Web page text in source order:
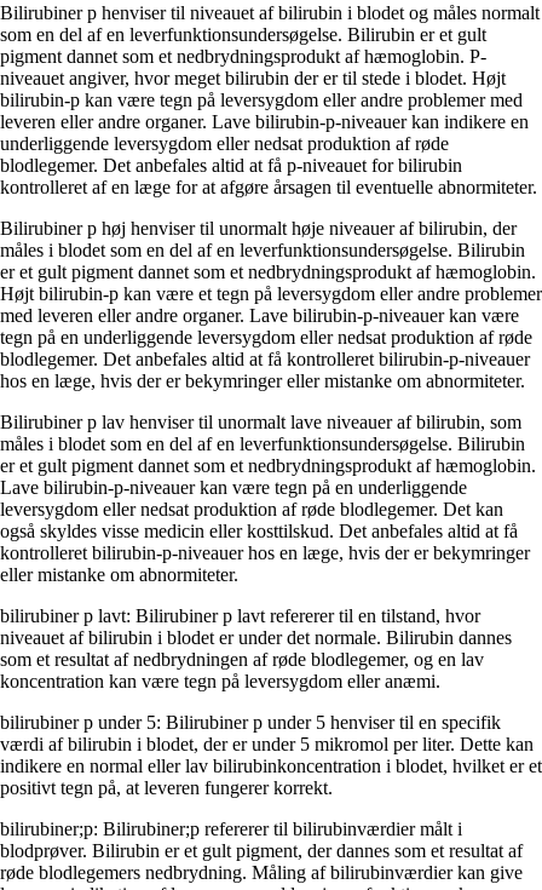
Bilirubiner p henviser til niveauet af bilirubin i blodet og måles normalt
som en del af en leverfunktionsundersøgelse. Bilirubin er et gult
pigment dannet som et nedbrydningsprodukt af hæmoglobin. P-
niveauet angiver, hvor meget bilirubin der er til stede i blodet. Højt
bilirubin-p kan være tegn på leversygdom eller andre problemer med
leveren eller andre organer. Lave bilirubin-p-niveauer kan indikere en
underliggende leversygdom eller nedsat produktion af røde
blodlegemer. Det anbefales altid at få p-niveauet for bilirubin
kontrolleret af en læge for at afgøre årsagen til eventuelle abnormiteter.
Bilirubiner p høj henviser til unormalt høje niveauer af bilirubin, der
måles i blodet som en del af en leverfunktionsundersøgelse. Bilirubin
er et gult pigment dannet som et nedbrydningsprodukt af hæmoglobin.
Højt bilirubin-p kan være et tegn på leversygdom eller andre problemer
med leveren eller andre organer. Lave bilirubin-p-niveauer kan være
tegn på en underliggende leversygdom eller nedsat produktion af røde
blodlegemer. Det anbefales altid at få kontrolleret bilirubin-p-niveauer
hos en læge, hvis der er bekymringer eller mistanke om abnormiteter.
Bilirubiner p lav henviser til unormalt lave niveauer af bilirubin, som
måles i blodet som en del af en leverfunktionsundersøgelse. Bilirubin
er et gult pigment dannet som et nedbrydningsprodukt af hæmoglobin.
Lave bilirubin-p-niveauer kan være tegn på en underliggende
leversygdom eller nedsat produktion af røde blodlegemer. Det kan
også skyldes visse medicin eller kosttilskud. Det anbefales altid at få
kontrolleret bilirubin-p-niveauer hos en læge, hvis der er bekymringer
eller mistanke om abnormiteter.
bilirubiner p lavt: Bilirubiner p lavt refererer til en tilstand, hvor
niveauet af bilirubin i blodet er under det normale. Bilirubin dannes
som et resultat af nedbrydningen af røde blodlegemer, og en lav
koncentration kan være tegn på leversygdom eller anæmi.
bilirubiner p under 5: Bilirubiner p under 5 henviser til en specifik
værdi af bilirubin i blodet, der er under 5 mikromol per liter. Dette kan
indikere en normal eller lav bilirubinkoncentration i blodet, hvilket er et
positivt tegn på, at leveren fungerer korrekt.
bilirubiner;p: Bilirubiner;p refererer til bilirubinværdier målt i
blodprøver. Bilirubin er et gult pigment, der dannes som et resultat af
røde blodlegemers nedbrydning. Måling af bilirubinværdier kan give